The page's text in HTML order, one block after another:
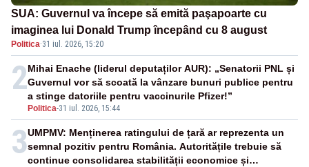
SUA: Guvernul va începe să emită paşapoarte cu
imaginea lui Donald Trump începând cu 8 august
Politica·31 iul. 2026, 15:20
2
Politica-31 iul. 2026, 15:44
Mihai Enache (liderul deputaților AUR): „Senatorii PNL și
Guvernul vor să scoată la vânzare bunuri publice pentru
a stinge datoriile pentru vaccinurile Pfizer!”
3UMPMV: Menținerea ratingului de țară ar reprezenta un
semnal pozitiv pentru România. Autoritățile trebuie să
continue consolidarea stabilității economice și